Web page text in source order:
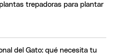
trepadoras para plantar
del Gato: qué necesita tu